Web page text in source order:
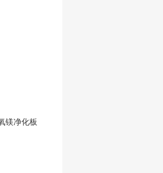
镁净化板